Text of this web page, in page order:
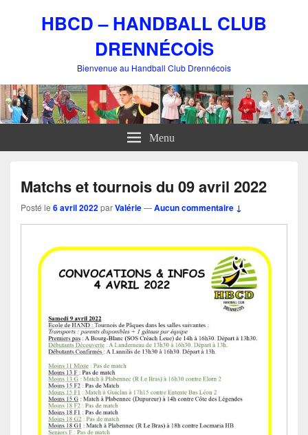
HBCD – HANDBALL CLUB
DRENNÉCOİS
Bienvenue au Handball Club Drennécois
Menu
Matchs et tournois du 09 avril 2022
Posté le 6 avril 2022parValérie—Aucun commentaire ↓